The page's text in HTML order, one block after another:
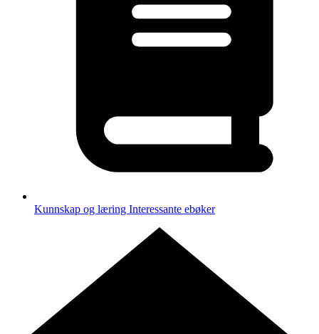
Kunnskap og læring Interessante ebøker